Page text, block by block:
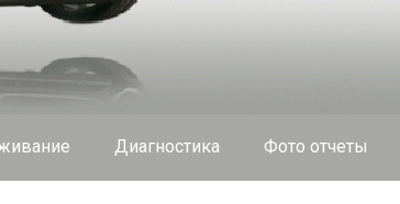
Диагностика Фото отчеты